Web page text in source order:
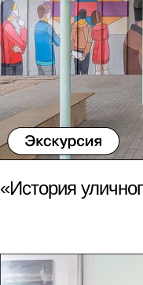
«История